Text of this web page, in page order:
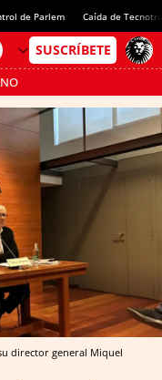
de Parlem Caída de
director general Miquel